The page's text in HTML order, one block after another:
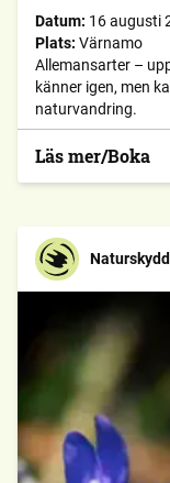
Datum: 16 augusti
Plats: Värnamo
Allemansarter –
känner igen, men
naturvandring.
Läs mer/Boka